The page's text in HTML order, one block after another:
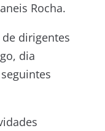
Rocha.
dirigentes
dia